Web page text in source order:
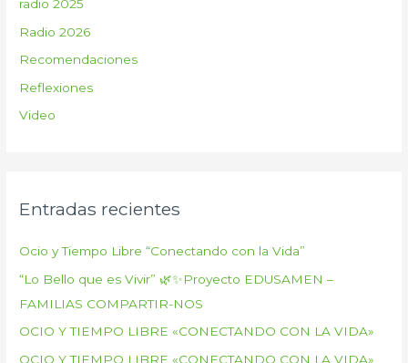
radio 2025
Radio 2026
Recomendaciones
Reflexiones
Video
Entradas recientes
Ocio y Tiempo Libre “Conectando con la Vida”
“Lo Bello que es Vivir” 🌿✨Proyecto EDUSAMEN –
FAMILIAS COMPARTIR-NOS
OCIO Y TIEMPO LIBRE «CONECTANDO CON LA VIDA»
OCIO Y TIEMPO LIBRE «CONECTANDO CON LA VIDA»